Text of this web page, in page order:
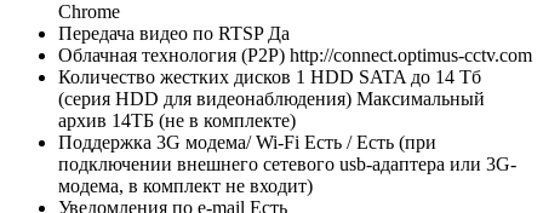
Chrome
Передача видео по RTSP Да
Облачная технология (P2P) http://connect.optimus-cctv.com
Количество жестких дисков 1 HDD SATA до 14 Тб
(серия HDD для видеонаблюдения) Максимальный
архив 14TБ (не в комплекте)
Поддержка 3G модема/ Wi-Fi Есть / Есть (при
подключении внешнего сетевого usb-адаптера или 3G-
модема, в комплект не входит)
Уведомления по e-mail Есть